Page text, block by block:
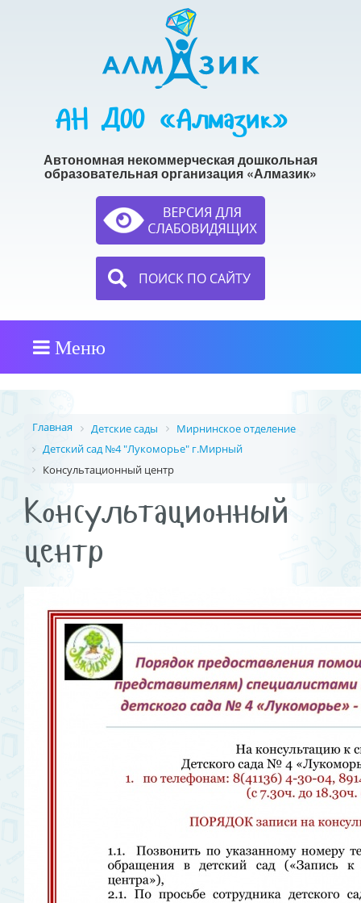
АН ДОО «Алмазик»
Автономная некоммерческая дошкольная
образовательная организация «Алмазик»
ПОИСК ПО САЙТУ
Меню
Главная Детские сады
Мирнинское отделение
Детский сад №4 "Лукоморье" г.Мирный
Консультационный центр
Консультационный
центр